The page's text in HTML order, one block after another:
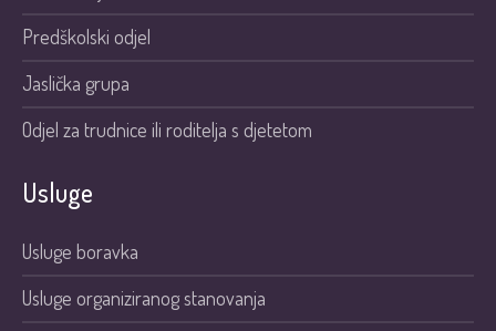
Predškolski odjel
Jaslička grupa
Odjel za trudnice ili roditelja s djetetom
Usluge
Usluge boravka
Usluge organiziranog stanovanja